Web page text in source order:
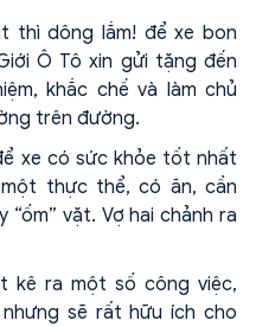
thì dông lắm! để xe bon
Ô Tô xin gửi tặng đến
khắc chế và làm chủ
trên đường.
xe có sức khỏe tốt nhất
thực thể, có ăn, cần
vặt. Vợ hai chảnh ra
kê ra một số công việc,
sẽ rất hữu ích cho